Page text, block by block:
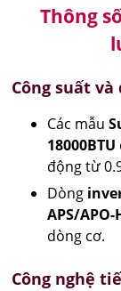
Thông
Công suất
Các mẫu
18000BTU
động từ
Dòng
APS/APO-
dòng cơ.
Công nghệ